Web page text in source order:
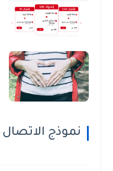
نموذج الاتصال